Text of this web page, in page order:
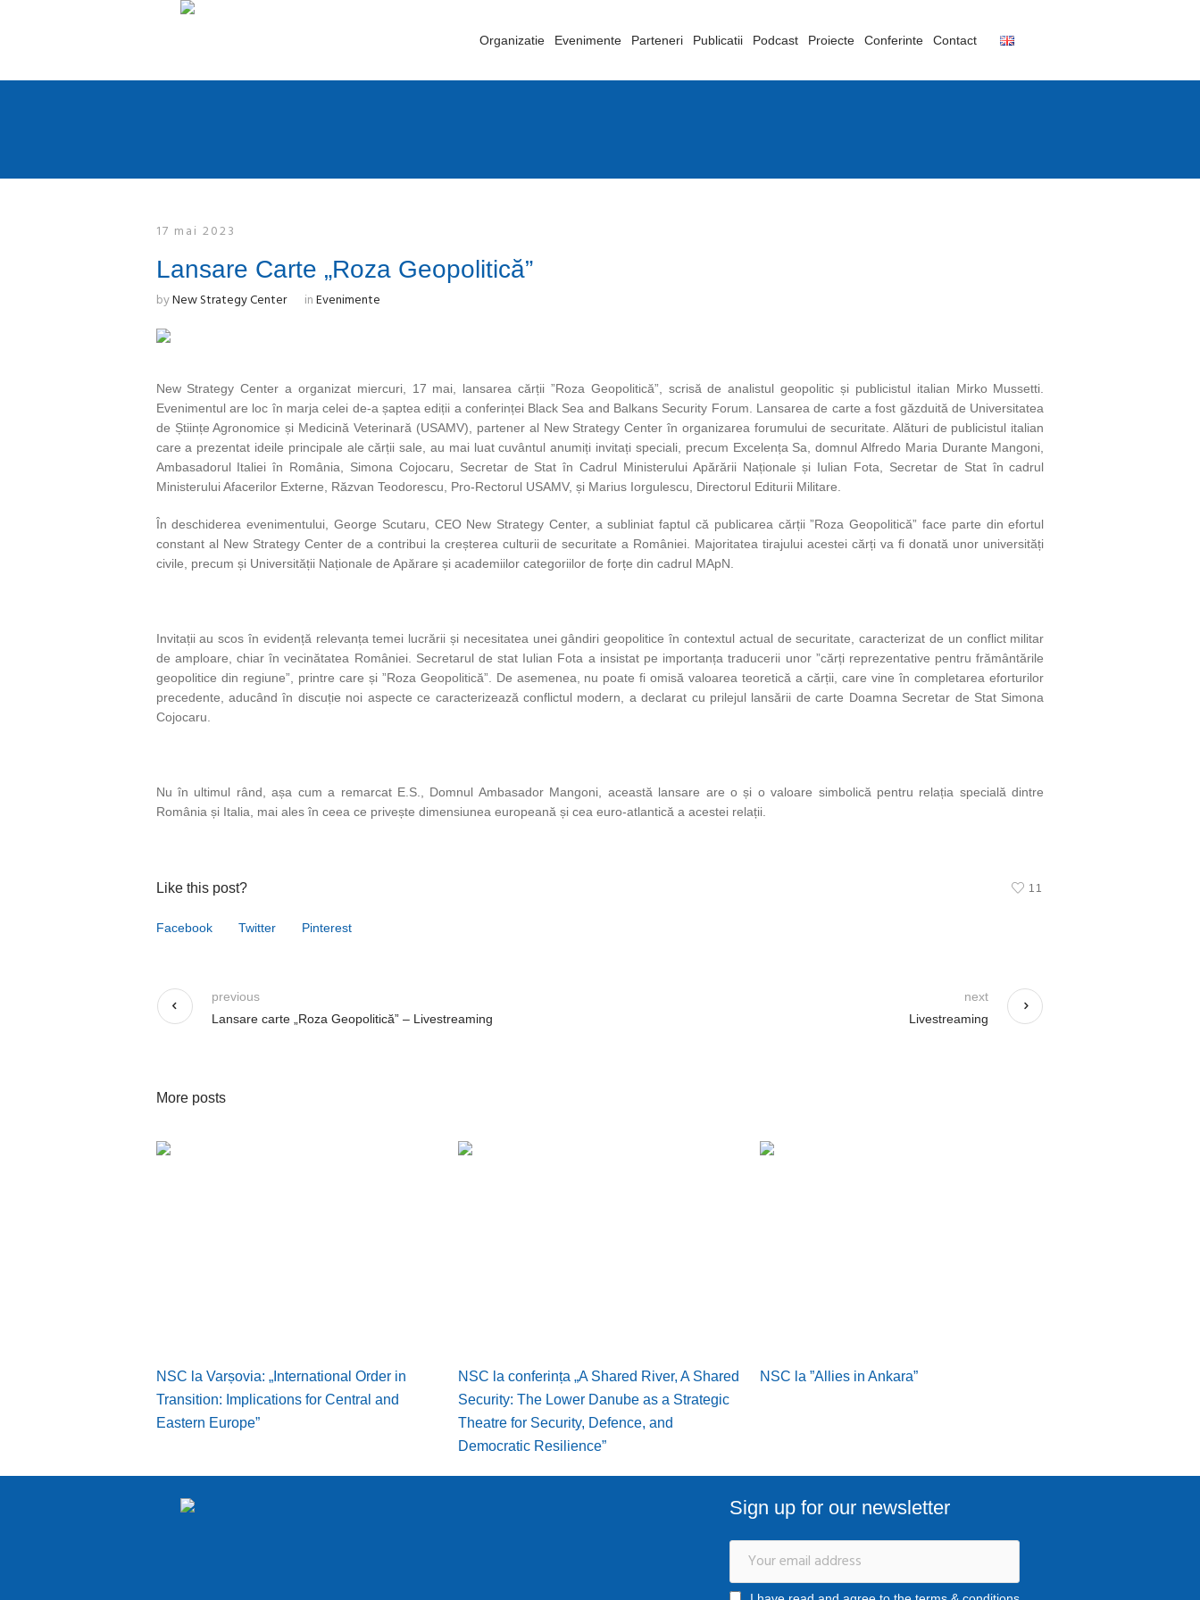
Organizatie Evenimente Parteneri Publicatii Podcast Proiecte Conferinte Contact
17 mai 2023
Lansare Carte „Roza Geopolitică”
byNew Strategy Center inEvenimente
New Strategy Center a organizat miercuri, 17 mai, lansarea cărții ”Roza Geopolitică”, scrisă de analistul geopolitic și publicistul italian Mirko Mussetti.
Evenimentul are loc în marja celei de-a șaptea ediții a conferinței Black Sea and Balkans Security Forum. Lansarea de carte a fost găzduită de Universitatea
de Științe Agronomice și Medicină Veterinară (USAMV), partener al New Strategy Center în organizarea forumului de securitate. Alături de publicistul italian
care a prezentat ideile principale ale cărții sale, au mai luat cuvântul anumiți invitați speciali, precum Excelența Sa, domnul Alfredo Maria Durante Mangoni,
Ambasadorul Italiei în România, Simona Cojocaru, Secretar de Stat în Cadrul Ministerului Apărării Naționale și Iulian Fota, Secretar de Stat în cadrul
Ministerului Afacerilor Externe, Răzvan Teodorescu, Pro-Rectorul USAMV, și Marius Iorgulescu, Directorul Editurii Militare.
În deschiderea evenimentului, George Scutaru, CEO New Strategy Center, a subliniat faptul că publicarea cărții ”Roza Geopolitică” face parte din efortul
constant al New Strategy Center de a contribui la creșterea culturii de securitate a României. Majoritatea tirajului acestei cărți va fi donată unor universități
civile, precum și Universității Naționale de Apărare și academiilor categoriilor de forțe din cadrul MApN.
Invitații au scos în evidență relevanța temei lucrării și necesitatea unei gândiri geopolitice în contextul actual de securitate, caracterizat de un conflict militar
de amploare, chiar în vecinătatea României. Secretarul de stat Iulian Fota a insistat pe importanța traducerii unor ”cărți reprezentative pentru frământările
geopolitice din regiune”, printre care și ”Roza Geopolitică”. De asemenea, nu poate fi omisă valoarea teoretică a cărții, care vine în completarea eforturilor
precedente, aducând în discuție noi aspecte ce caracterizează conflictul modern, a declarat cu prilejul lansării de carte Doamna Secretar de Stat Simona
Cojocaru.
Nu în ultimul rând, așa cum a remarcat E.S., Domnul Ambasador Mangoni, această lansare are o și o valoare simbolică pentru relația specială dintre
România și Italia, mai ales în ceea ce privește dimensiunea europeană și cea euro-atlantică a acestei relații.
Like this post?
Facebook Twitter Pinterest
11
Lansare carte „Roza Geopolitică” – Livestreaming
previous
Livestreaming
next
More posts
NSC la Varșovia: „International Order in
Transition: Implications for Central and
Eastern Europe”
NSC la conferința „A Shared River, A Shared
Security: The Lower Danube as a Strategic
Theatre for Security, Defence, and
Democratic Resilience”
NSC la ”Allies in Ankara”
Sign up for our newsletter